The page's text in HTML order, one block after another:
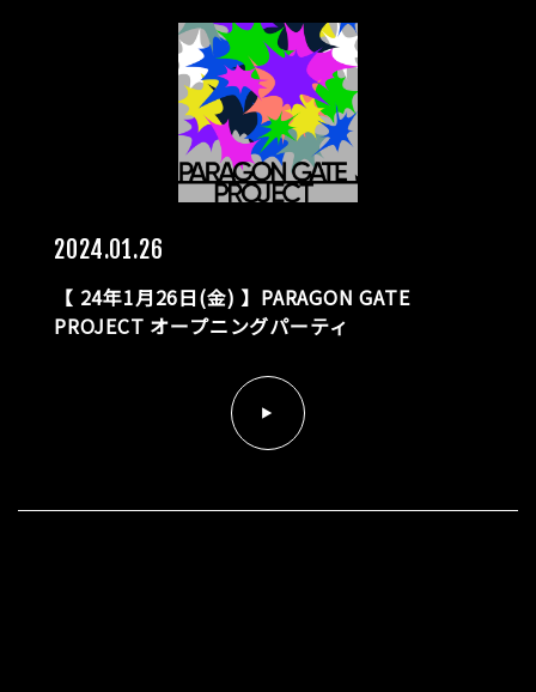
2024.01.26
【 24年1月26日(金) 】PARAGON GATE
PROJECT オープニングパーティ